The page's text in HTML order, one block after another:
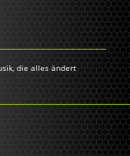
die alles ändert